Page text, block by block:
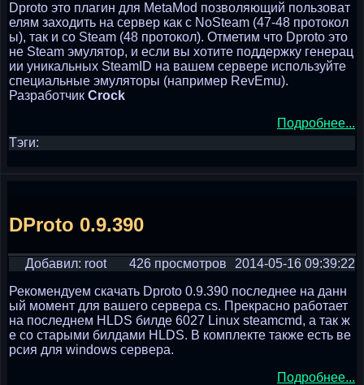
Dproto это плагин для MetaMod позволяющий пользоват
елям заходить на сервер как с NoSteam (47-48 протокол
ы), так и со Steam (48 протокол). Отметим что Dproto это
не Steam эмулятор, и если вы хотите поддержку генерац
ии уникальных SteamID на вашем сервере используйте
специальные эмуляторы (например RevEmu).
Разработчик Crock
Подробнее...
Тэги:
DProto 0.9.390
Добавил: root 2014-05-16 09:39:22
426 просмотров
Рекомендуем скачать Dproto 0.9.390 последнее на данн
ый момент для вашего сервера cs. Прекрасно работает
на последнем HLDS билде 6027 Linux steamcmd, а так ж
е со старыми билдами HLDS. В комплекте также есть ве
рсия для windows сервера.
Подробнее...